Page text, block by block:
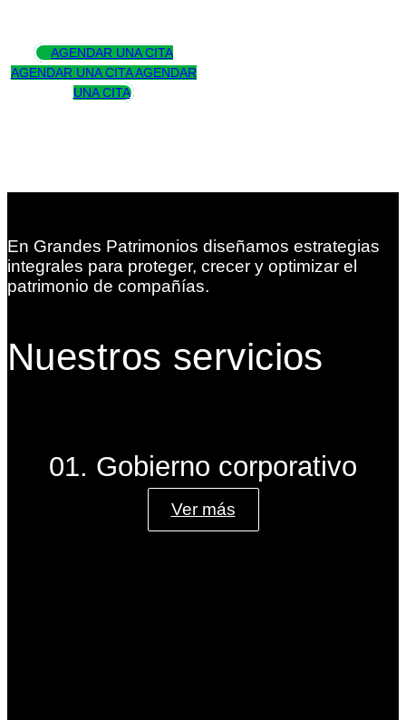
AGENDAR UNA CITA
AGENDAR UNA CITA AGENDAR
UNA CITA
En Grandes Patrimonios diseñamos estrategias
integrales para proteger, crecer y optimizar el
patrimonio de compañías.
Nuestros servicios
01. Gobierno corporativo
Ver más